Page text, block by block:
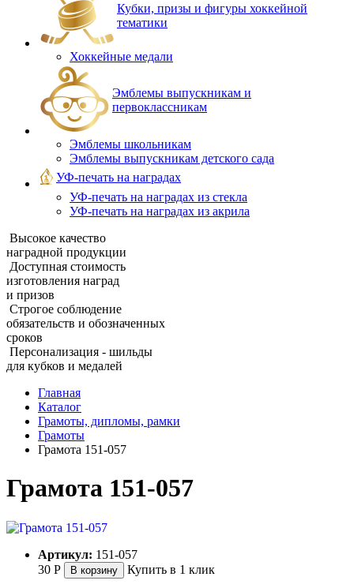
Кубки, призы и фигуры хоккейной
тематики
Хоккейные медали
Эмблемы выпускникам и
первоклассникам
Эмблемы школьникам
Эмблемы выпускникам детского сада
УФ-печать на наградах
УФ‑печать на наградах из стекла
УФ-печать на наградах из акрила
Высокое качество
наградной продукции
Доступная стоимость
изготовления наград
и призов
Строгое соблюдение
обязательств и обозначенных
сроков
Персонализация - шильды
для кубков и медалей
Главная
Каталог
Грамоты, дипломы, рамки
Грамоты
Грамота 151‑057
Грамота 151‑057
Артикул: 151-057
30 Р В корзину Купить в 1 клик